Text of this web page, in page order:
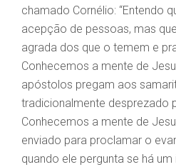
chamado Cornélio: “Entendo
acepção de pessoas, mas
agrada dos que o temem e
Conhecemos a mente de
apóstolos pregam aos
tradicionalmente desprezado
Conhecemos a mente de
enviado para proclamar o
quando ele pergunta se há